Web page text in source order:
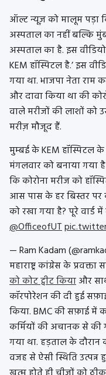
ऑल्ट न्यूज़ को मालूम पड़ा
अस्पताल का नहीं बल्कि
अस्पताल का है. इस
KEM हॉस्पिटल है.’ इस
गया था. भाजपा नेता राम
और दावा किया था की
वाले मरीजों की लाशों को
मरीज़ मौजूद हैं.
मुम्बई के KEM हॉस्पिटल के
मंगलवार को बनाया गया
कि कोरोना मरीज को
आस पास के हर बिस्तर पर
को रखा गया है? पूरे
@OfficeofUT
— Ram Kadam
महाराष्ट्र कांग्रेस के
को कोट ट्वीट कियाऔर
कॉरपोरेशन की दी हुई
किया. BMC की सफ़ाई में
कर्मियों की अचानक से की
गया था. हड़ताल के
वजह से ऐसी स्थिति